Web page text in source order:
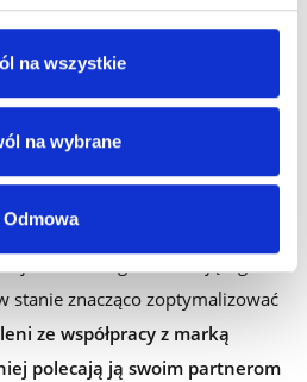
na wszystkie
na wybrane
Odmowa
Amerykanów nie ufa
skłonni zaufać recenzjom i
czy współpracowników. Z kolei
B2B rozpoczyna proces
od znajomego,
biznesowego.
stanie znacząco zoptymalizować
ze współpracy z marką
polecają ją swoim partnerom